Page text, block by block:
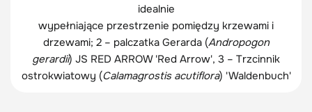
idealnie
wypełniające przestrzenie pomiędzy krzewami i
drzewami; 2 – palczatka Gerarda (Andropogon
gerardii) JS RED ARROW 'Red Arrow', 3 – Trzcinnik
ostrokwiatowy (Calamagrostis acutiflora) 'Waldenbuch'